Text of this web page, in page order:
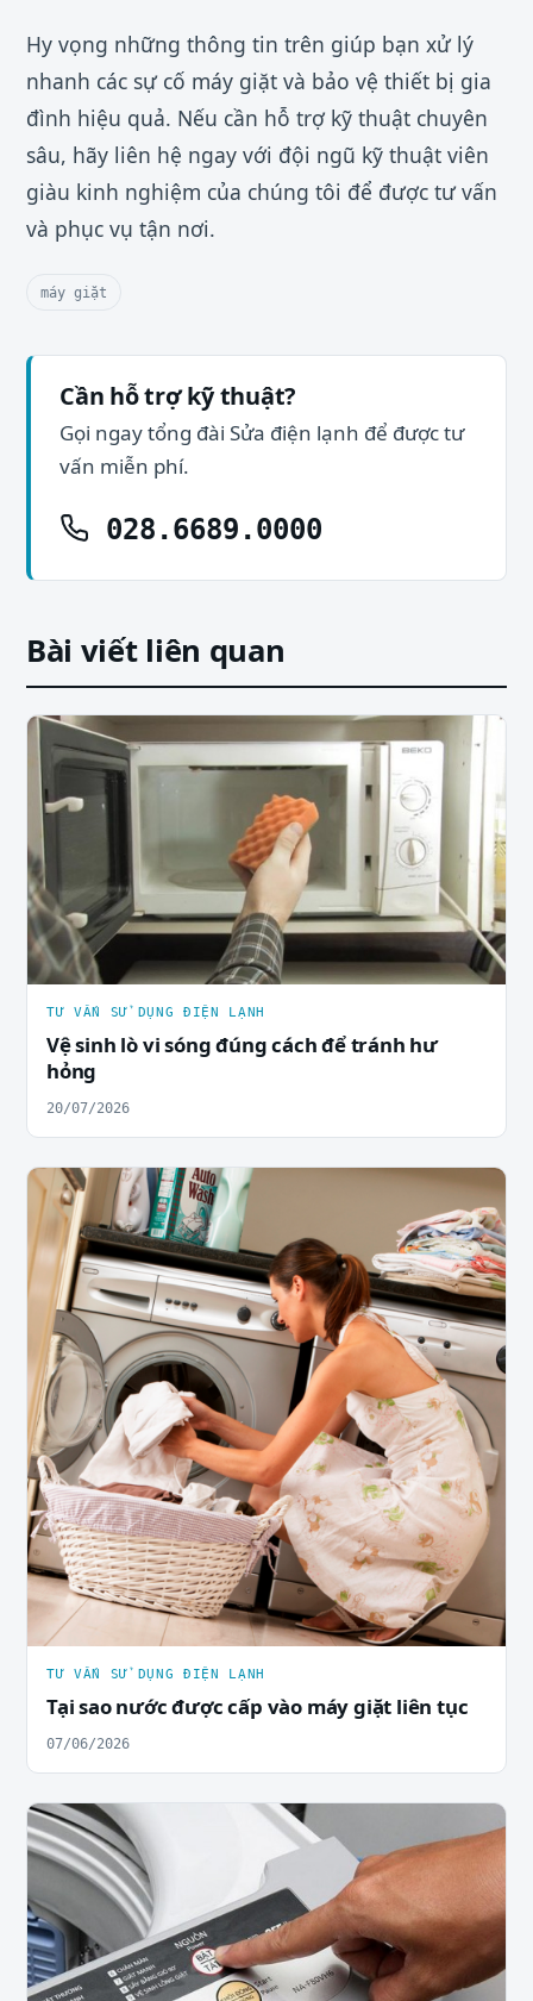
Hy vọng những thông tin trên giúp bạn xử lý
nhanh các sự cố máy giặt và bảo vệ thiết bị gia
đình hiệu quả. Nếu cần hỗ trợ kỹ thuật chuyên
sâu, hãy liên hệ ngay với đội ngũ kỹ thuật viên
giàu kinh nghiệm của chúng tôi để được tư vấn
và phục vụ tận nơi.
máy giặt
Cần hỗ trợ kỹ thuật?
Gọi ngay tổng đài Sửa điện lạnh để được tư
vấn miễn phí.
028.6689.0000
Bài viết liên quan
TƯ VẤN SỬ DỤNG ĐIỆN LẠNH
Vệ sinh lò vi sóng đúng cách để tránh hư
hỏng
20/07/2026
TƯ VẤN SỬ DỤNG ĐIỆN LẠNH
Tại sao nước được cấp vào máy giặt liên tục
07/06/2026